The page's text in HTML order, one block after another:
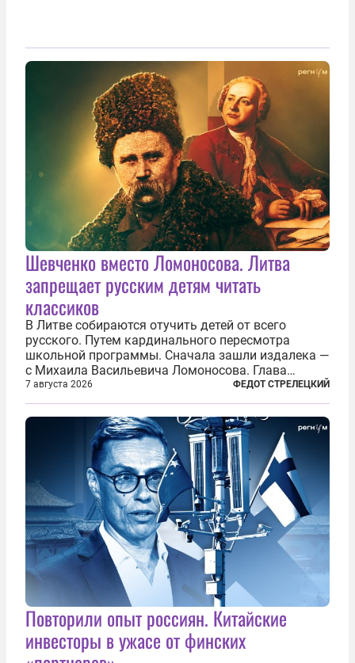
Шевченко вместо Ломоносова. Литва
запрещает русским детям читать
классиков
В Литве собираются отучить детей от всего
русского. Путем кардинального пересмотра
школьной программы. Сначала зашли издалека —
с Михаила Васильевича Ломоносова. Глава
правительства Литвы Миндаугас Синкявичюс
предложил исключить его тексты из программ
общего образования. Мотивировал он это тем,
7 августа 2026 ФЕДОТ СТРЕЛЕЦКИЙ
Повторили опыт россиян. Китайские
инвесторы в ужасе от финских